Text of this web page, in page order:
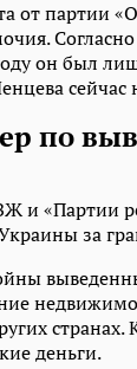
от партии
он был
сейчас
по
«Партии
за
деньги.